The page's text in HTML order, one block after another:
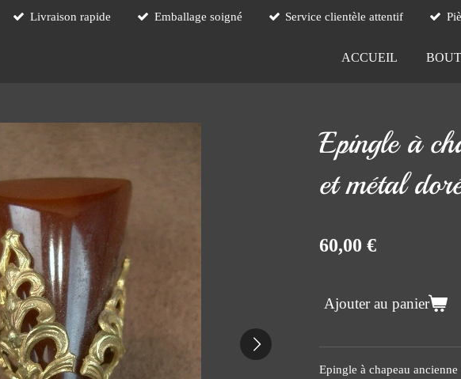
Livraison rapide Emballage soigné Service clientèle attentif
ACCUEIL
Epingle à
et métal
60,00 €
Ajouter au panier
Epingle à chapeau